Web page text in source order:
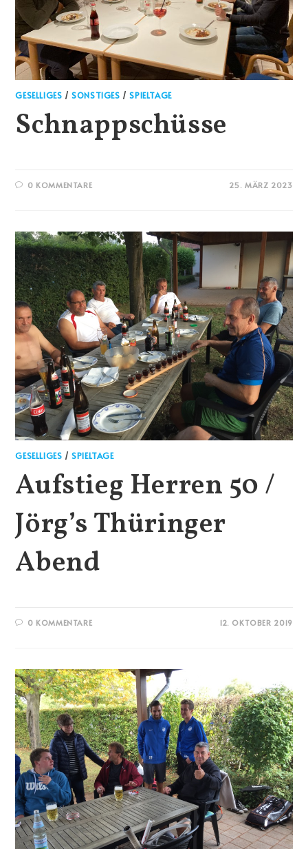
GESELLIGES /SONSTIGES /SPIELTAGE
Schnappschüsse
0 KOMMENTARE 25. MÄRZ 2023
GESELLIGES /SPIELTAGE
Aufstieg Herren 50 /
Jörg’s Thüringer
Abend
0 KOMMENTARE 12. OKTOBER 2019